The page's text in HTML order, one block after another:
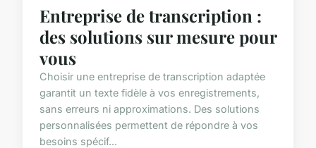
Entreprise de transcription :
des solutions sur mesure pour
vous
Choisir une entreprise de transcription adaptée
garantit un texte fidèle à vos enregistrements,
sans erreurs ni approximations. Des solutions
personnalisées permettent de répondre à vos
besoins spécif...